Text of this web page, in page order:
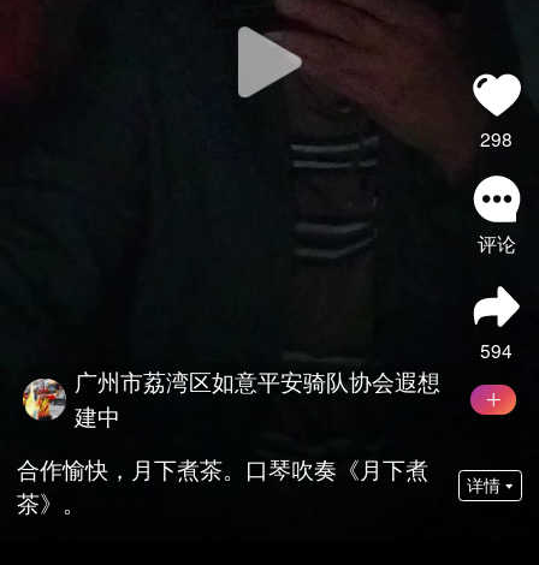
298
评论
594
广州市荔湾区如意平安骑队协会遐想
建中
合作愉快，月下煮茶。口琴吹奏《月下煮
茶》。
详情